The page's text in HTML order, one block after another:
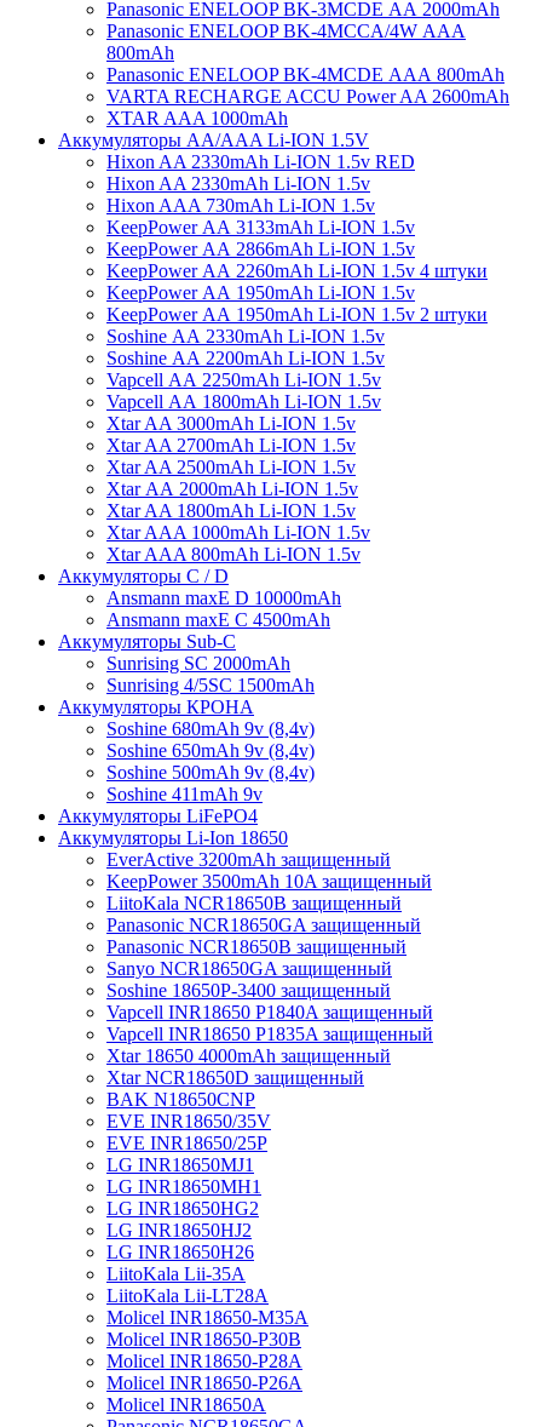
Panasonic ENELOOP BK-3MCDE АА 2000mAh
Panasonic ENELOOP BK-4MCCA/4W ААA
800mAh
Panasonic ENELOOP BK-4MCDE АAА 800mAh
VARTA RECHARGE ACCU Power AA 2600mAh
XTAR AAA 1000mAh
Аккумуляторы АА/AAA Li-ION 1.5V
Hixon AA 2330mAh Li-ION 1.5v RED
Hixon AA 2330mAh Li-ION 1.5v
Hixon AAA 730mAh Li-ION 1.5v
KeepPower АА 3133mAh Li-ION 1.5v
KeepPower АА 2866mAh Li-ION 1.5v
KeepPower АА 2260mAh Li-ION 1.5v 4 штуки
KeepPower АА 1950mAh Li-ION 1.5v
KeepPower АА 1950mAh Li-ION 1.5v 2 штуки
Soshine АА 2330mAh Li-ION 1.5v
Soshine АА 2200mAh Li-ION 1.5v
Vapcell АА 2250mAh Li-ION 1.5v
Vapcell АА 1800mAh Li-ION 1.5v
Xtar AA 3000mAh Li-ION 1.5v
Xtar AA 2700mAh Li-ION 1.5v
Xtar AA 2500mAh Li-ION 1.5v
Xtar АА 2000mAh Li-ION 1.5v
Xtar AA 1800mAh Li-ION 1.5v
Xtar AAA 1000mAh Li-ION 1.5v
Xtar AAA 800mAh Li-ION 1.5v
Аккумуляторы C / D
Ansmann maxE D 10000mAh
Ansmann maxE С 4500mAh
Аккумуляторы Sub-C
Sunrising SC 2000mAh
Sunrising 4/5SC 1500mAh
Аккумуляторы КРОНА
Soshine 680mAh 9v (8,4v)
Soshine 650mAh 9v (8,4v)
Soshine 500mAh 9v (8,4v)
Soshine 411mAh 9v
Аккумуляторы LiFePO4
Аккумуляторы Li-Ion 18650
EverActive 3200mAh защищенный
KeepPower 3500mAh 10A защищенный
LiitoKala NCR18650B защищенный
Panasonic NCR18650GA защищенный
Panasonic NCR18650B защищенный
Sanyo NCR18650GA защищенный
Soshine 18650P-3400 защищенный
Vapcell INR18650 P1840A защищенный
Vapcell INR18650 P1835A защищенный
Xtar 18650 4000mAh защищенный
Xtar NCR18650D защищенный
BAK N18650CNP
EVE INR18650/35V
EVE INR18650/25P
LG INR18650MJ1
LG INR18650MH1
LG INR18650HG2
LG INR18650HJ2
LG INR18650H26
LiitoKala Lii-35A
LiitoKala Lii-LT28A
Molicel INR18650-M35A
Molicel INR18650-P30B
Molicel INR18650-P28A
Molicel INR18650-P26A
Molicel INR18650A